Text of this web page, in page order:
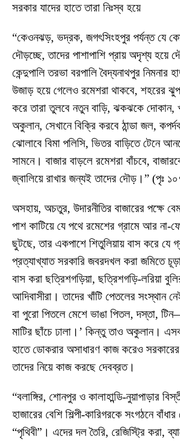
সরকার যাদের হাতে তারা নিঃস্ব হয়ে
“কেওনঝড়, ভদ্রক, জগৎসিংহপুর পর্যন্ত যে
দৌড়চ্ছে, তাদের পাশাপাশি প্রায় অদৃশ্য হয়ে
কেন্দুপালি তরভা বরপালি বৈদ্যনাথপুর নিমনার
উজাড় হয়ে গেলেও রমেশরা থাকবে, শহরের
করে তারা তুলবে নতুন বাড়ি, ঝকঝকে দোকান,
অকুলান, সেখানে বিক্রি করবে ঠান্ডা জল,
ঝোলাবে বিমা পলিসি, ভিতর বাড়িতে টেনে
সামনে। বাজার বাড়লে রমেশরা বাঁচবে,
জ্বালিয়ে রাখার জন্যই তাদের দৌড়।” (পৃঃ
অসহায়, অচতুর, উদারনীতির বাজারের পক্ষে
পাশ কাটিয়ে যে পথে রমেশের গ্রামে আর না-
ছুটছে, তার একপাশে শিতুলিয়ায় বাস করে যে
প্রত্যাখ্যাত সরকারি জবরদখল করা জমিতে
বাস করা ছত্রিশগড়িয়া, ছত্রিশগড়ি-লরিয়া
আদিবাসীরা। তাদের খাঁটি পেতলের সংস্থান
বা পুরো পিতলে মেশে ভাঙা পিতল, দস্তা,
মাটির ছাঁচে ঢালা।’ কিন্তু তাও অকুলান।
হাতে ডোকরার অসাধারণ কাজ করেও সরকারের
তাদের নিয়ে কাজ করছে দেবব্রত।
“বলাঙ্গির, শোনপুর ও কালাহান্ডি-নুয়াপাড়ার
হাজারের বেশি শিল্পী-কারিগরকে সংগঠনে
“পৃথিবী”। এদের দল তৈরি, রেজিস্ট্রি করা,